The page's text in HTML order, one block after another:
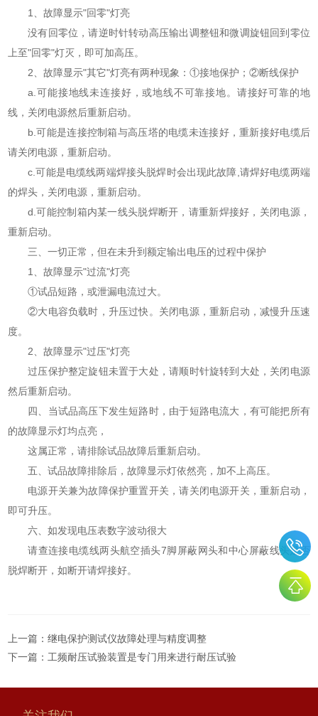
1、故障显示"回零"灯亮
没有回零位，请逆时针转动高压输出调整钮和微调旋钮回到零位
上至"回零"灯灭，即可加高压。
2、故障显示"其它"灯亮有两种现象：①接地保护；②断线保护
a.可能接地线未连接好，或地线不可靠接地。请接好可靠的地
线，关闭电源然后重新启动。
b.可能是连接控制箱与高压塔的电缆未连接好，重新接好电缆后
请关闭电源，重新启动。
c.可能是电缆线两端焊接头脱焊时会出现此故障,请焊好电缆两端
的焊头，关闭电源，重新启动。
d.可能控制箱内某一线头脱焊断开，请重新焊接好，关闭电源，
重新启动。
三、一切正常，但在未升到额定输出电压的过程中保护
1、故障显示"过流"灯亮
①试品短路，或泄漏电流过大。
②大电容负载时，升压过快。关闭电源，重新启动，减慢升压速
度。
2、故障显示"过压"灯亮
过压保护整定旋钮未置于大处，请顺时针旋转到大处，关闭电源
然后重新启动。
四、当试品高压下发生短路时，由于短路电流大，有可能把所有
的故障显示灯均点亮，
这属正常，请排除试品故障后重新启动。
五、试品故障排除后，故障显示灯依然亮，加不上高压。
电源开关兼为故障保护重置开关，请关闭电源开关，重新启动，
即可升压。
六、如发现电压表数字波动很大
请查连接电缆线两头航空插头7脚屏蔽网头和中心屏蔽线头是否
脱焊断开，如断开请焊接好。
上一篇：继电保护测试仪故障处理与精度调整
下一篇：工频耐压试验装置是专门用来进行耐压试验